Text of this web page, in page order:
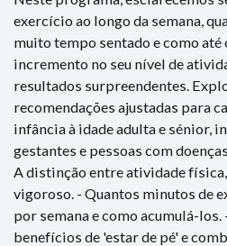
exercício ao longo da semana,
muito tempo sentado e como até
incremento no seu nível de
resultados surpreendentes.
recomendações ajustadas para
infância à idade adulta e sénior,
gestantes e pessoas com
A distinção entre atividade
vigoroso. - Quantos minutos de
por semana e como acumulá-
benefícios de 'estar de pé' e